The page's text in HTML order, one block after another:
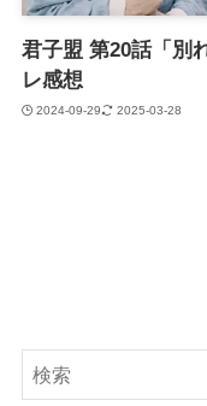
君子盟 第20話「別
レ感想
2024-09-29 2025-03-28